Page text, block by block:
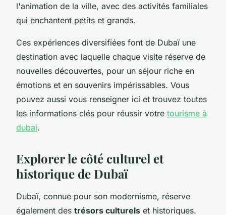
l'animation de la ville, avec des activités familiales
qui enchantent petits et grands.
Ces expériences diversifiées font de Dubaï une
destination avec laquelle chaque visite réserve de
nouvelles découvertes, pour un séjour riche en
émotions et en souvenirs impérissables. Vous
pouvez aussi vous renseigner ici et trouvez toutes
les informations clés pour réussir votre tourisme à
dubai.
Explorer le côté culturel et
historique de Dubaï
Dubaï, connue pour son modernisme, réserve
également des trésors culturels et historiques.